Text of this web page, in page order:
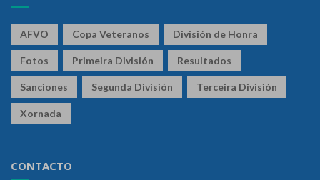
AFVO Copa Veteranos División de Honra
Fotos Primeira División Resultados
Sanciones Segunda División Terceira División
Xornada
CONTACTO